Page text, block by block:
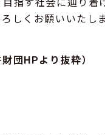
指す社会に辿り
しくお願いいたしま
団HPより抜粋）